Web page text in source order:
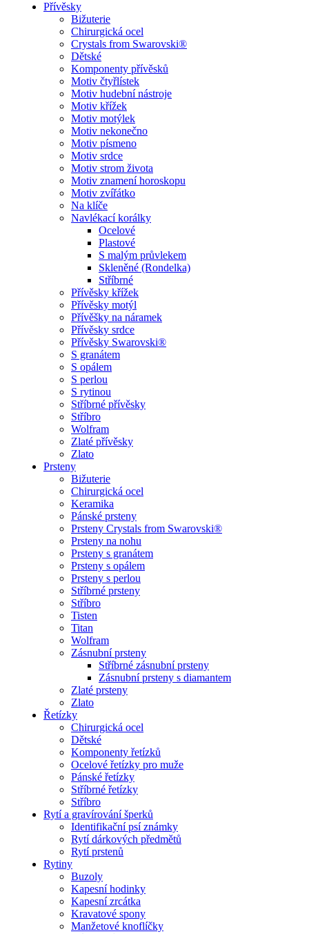
Přívěsky
Bižuterie
Chirurgická ocel
Crystals from Swarovski®
Dětské
Komponenty přívěsků
Motiv čtyřlístek
Motiv hudební nástroje
Motiv křížek
Motiv motýlek
Motiv nekonečno
Motiv písmeno
Motiv srdce
Motiv strom života
Motiv znamení horoskopu
Motiv zvířátko
Na klíče
Navlékací korálky
Ocelové
Plastové
S malým průvlekem
Skleněné (Rondelka)
Stříbrné
Přívěsky křížek
Přívěsky motýl
Přívěšky na náramek
Přívěsky srdce
Přívěsky Swarovski®
S granátem
S opálem
S perlou
S rytinou
Stříbrné přívěsky
Stříbro
Wolfram
Zlaté přívěsky
Zlato
Prsteny
Bižuterie
Chirurgická ocel
Keramika
Pánské prsteny
Prsteny Crystals from Swarovski®
Prsteny na nohu
Prsteny s granátem
Prsteny s opálem
Prsteny s perlou
Stříbrné prsteny
Stříbro
Tisten
Titan
Wolfram
Zásnubní prsteny
Stříbrné zásnubní prsteny
Zásnubní prsteny s diamantem
Zlaté prsteny
Zlato
Řetízky
Chirurgická ocel
Dětské
Komponenty řetízků
Ocelové řetízky pro muže
Pánské řetízky
Stříbrné řetízky
Stříbro
Rytí a gravírování šperků
Identifikační psí známky
Rytí dárkových předmětů
Rytí prstenů
Rytiny
Buzoly
Kapesní hodinky
Kapesní zrcátka
Kravatové spony
Manžetové knoflíčky